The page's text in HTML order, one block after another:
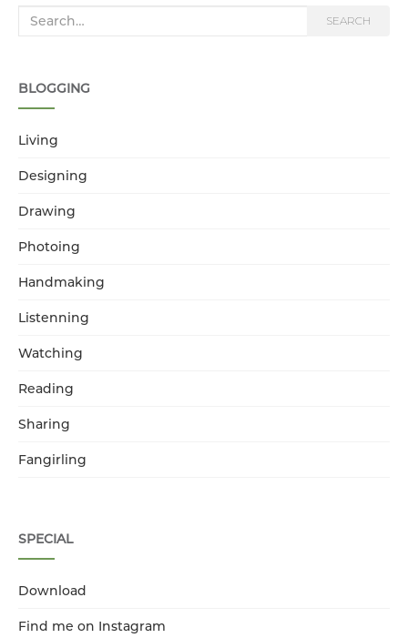
Search for: SEARCH
BLOGGING
Living
Designing
Drawing
Photoing
Handmaking
Listenning
Watching
Reading
Sharing
Fangirling
SPECIAL
Download
Find me on Instagram